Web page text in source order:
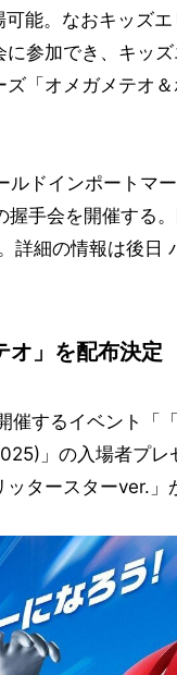
能。なおキッズ
参加でき、キッ
「オメガメテオ
ルドインポートマ
手会を開催する
詳細の情報は後日
オ」を配布決定
催するイベント「
」の入場者プレ
タースターver.」